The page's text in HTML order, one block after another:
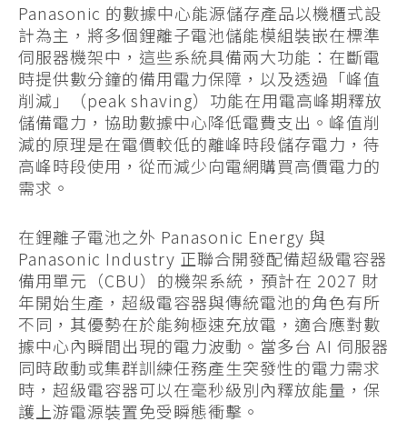
Panasonic 的數據中心能源儲存產品以機櫃式設
計為主，將多個鋰離子電池儲能模組裝嵌在標準
伺服器機架中，這些系統具備兩大功能：在斷電
時提供數分鐘的備用電力保障，以及透過「峰值
削減」（peak shaving）功能在用電高峰期釋放
儲備電力，協助數據中心降低電費支出。峰值削
減的原理是在電價較低的離峰時段儲存電力，待
高峰時段使用，從而減少向電網購買高價電力的
需求。
在鋰離子電池之外 Panasonic Energy 與
Panasonic Industry 正聯合開發配備超級電容器
備用單元（CBU）的機架系統，預計在 2027 財
年開始生產，超級電容器與傳統電池的角色有所
不同，其優勢在於能夠極速充放電，適合應對數
據中心內瞬間出現的電力波動。當多台 AI 伺服器
同時啟動或集群訓練任務產生突發性的電力需求
時，超級電容器可以在毫秒級別內釋放能量，保
護上游電源裝置免受瞬態衝擊。